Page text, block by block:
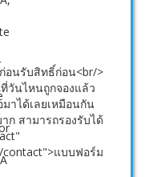
อนรับสิทธิ์ก่อน<br/>
วันไหนถูกจองแล้ว
าได้เลยเหมือนกัน
ก สามารถรองรับได้
contact">แบบฟอร์ม